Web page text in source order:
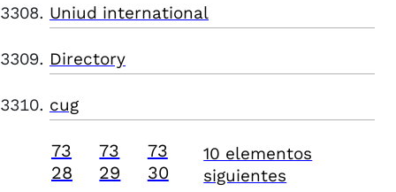
Uniud international
Directory
cug
73
28
73
29
73
30
10 elementos
siguientes